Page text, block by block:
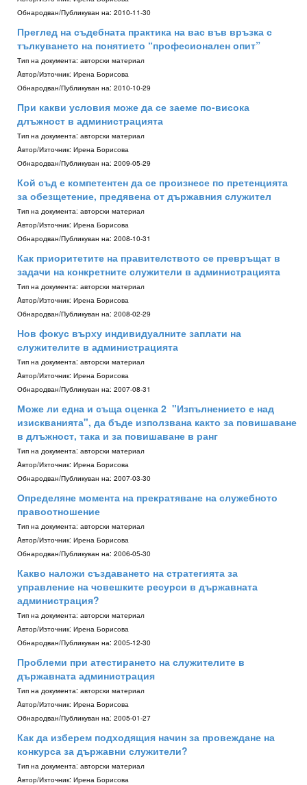
Обнародван/Публикуван на: 2010-11-30
Преглед на съдебната практика на вас във връзка с
тълкуването на понятието “професионален опит”
Тип на документа: авторски материал
Aвтор/Източник: Ирена Борисова
Обнародван/Публикуван на: 2010-10-29
При какви условия може да се заеме по-висока
длъжност в администрацията
Тип на документа: авторски материал
Aвтор/Източник: Ирена Борисова
Обнародван/Публикуван на: 2009-05-29
Кой съд е компетентен да се произнесе по претенцията
за обезщетение, предявена от държавния служител
Тип на документа: авторски материал
Aвтор/Източник: Ирена Борисова
Обнародван/Публикуван на: 2008-10-31
Как приоритетите на правителството се превръщат в
задачи на конкретните служители в администрацията
Тип на документа: авторски материал
Aвтор/Източник: Ирена Борисова
Обнародван/Публикуван на: 2008-02-29
Нов фокус върху индивидуалните заплати на
служителите в администрацията
Тип на документа: авторски материал
Aвтор/Източник: Ирена Борисова
Обнародван/Публикуван на: 2007-08-31
Може ли една и съща оценка 2 ­ "Изпълнението е над
изискванията", да бъде използвана както за повишаване
в длъжност, така и за повишаване в ранг
Тип на документа: авторски материал
Aвтор/Източник: Ирена Борисова
Обнародван/Публикуван на: 2007-03-30
Определяне момента на прекратяване на служебното
правоотношение
Тип на документа: авторски материал
Aвтор/Източник: Ирена Борисова
Обнародван/Публикуван на: 2006-05-30
Какво наложи създаването на стратегията за
управление на човешките ресурси в държавната
администрация?
Тип на документа: авторски материал
Aвтор/Източник: Ирена Борисова
Обнародван/Публикуван на: 2005-12-30
Проблеми при атестирането на служителите в
държавната администрация
Тип на документа: авторски материал
Aвтор/Източник: Ирена Борисова
Обнародван/Публикуван на: 2005-01-27
Как да изберем подходящия начин за провеждане на
конкурса за държавни служители?
Тип на документа: авторски материал
Aвтор/Източник: Ирена Борисова